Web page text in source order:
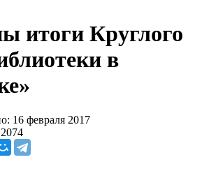
итоги Круглого
в
16 февраля 2017